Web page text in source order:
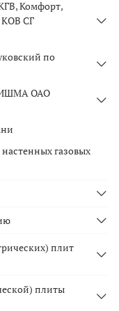
Комфорт,
СГ
по
ИШМА ОАО
газовых
плит
плиты